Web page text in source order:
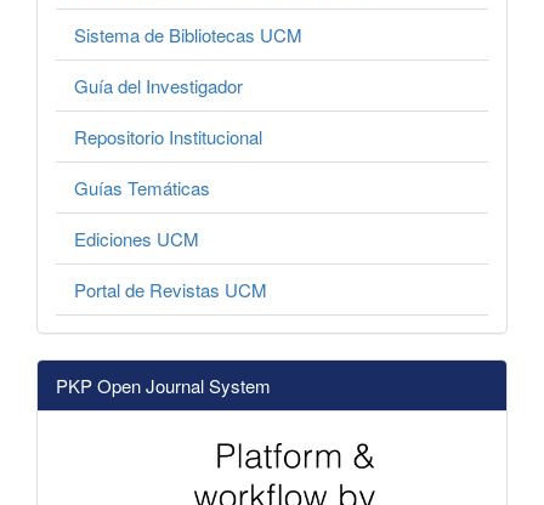
Sistema de Bibliotecas UCM
Guía del Investigador
Repositorio Institucional
Guías Temáticas
Ediciones UCM
Portal de Revistas UCM
PKP Open Journal System